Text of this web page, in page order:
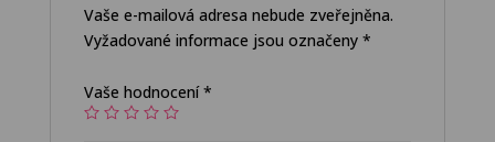
Vaše e-mailová adresa nebude zveřejněna.
Vyžadované informace jsou označeny *
Vaše hodnocení*